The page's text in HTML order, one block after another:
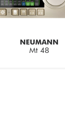
NEUMANN
Mt 48